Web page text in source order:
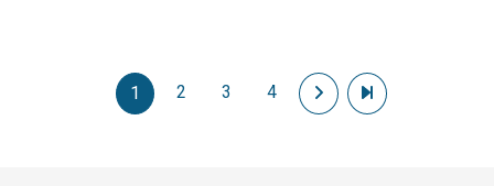
1 2 3 4 Page suivante
Dernière page